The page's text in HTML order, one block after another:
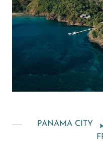
PANAMA CITY